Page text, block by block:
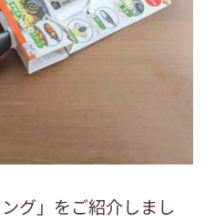
グ」をご紹介しまし